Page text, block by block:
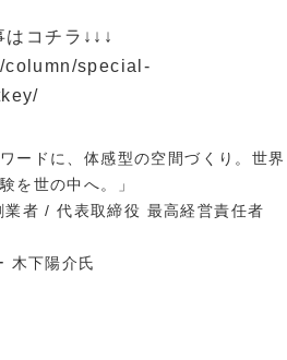
コチラ↓↓↓
column/special-
ードに、体感型の空間づくり。世界
を世の中へ。」
者 / 代表取締役 最高経営責任者
木下陽介氏